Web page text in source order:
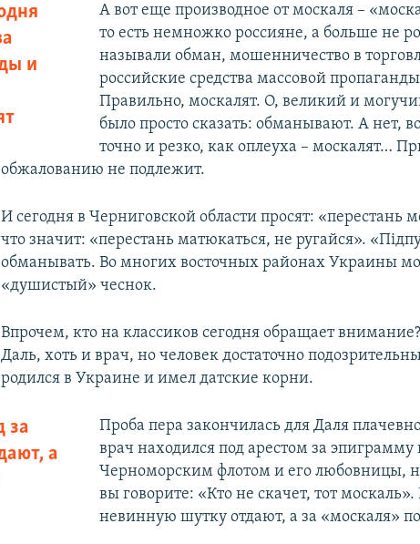
и
А вот еще производное от москаля –
то есть немножко россияне, а больше не
называли обман, мошенничество в
российские средства массовой
Правильно, москалят. О, великий и
было просто сказать: обманывают. А нет,
точно и резко, как оплеуха – москалят…
обжалованию не подлежит.
И сегодня в Черниговской области просят: «перестань
что значит: «перестань матюкаться, не ругайся».
обманывать. Во многих восточных районах Украины
«душистый» чеснок.
Впрочем, кто на классиков сегодня обращает
Даль, хоть и врач, но человек достаточно
родился в Украине и имел датские корни.
за
а
Проба пера закончилась для Даля
врач находился под арестом за
Черноморским флотом и его любовницы,
вы говорите: «Кто не скачет, тот москаль».
невинную шутку отдают, а за «москаля»